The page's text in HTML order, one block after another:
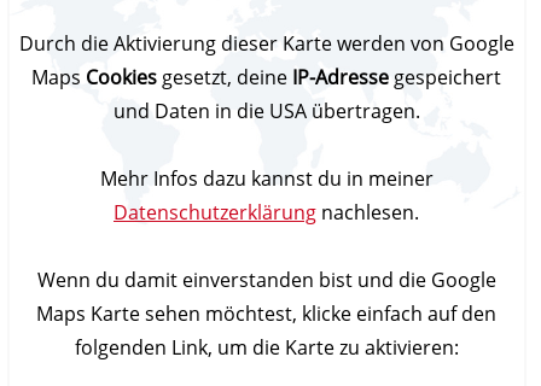
Durch die Aktivierung dieser Karte werden von Google
Maps Cookies gesetzt, deine IP-Adresse gespeichert
und Daten in die USA übertragen.
Mehr Infos dazu kannst du in meiner
Datenschutzerklärung nachlesen.
Wenn du damit einverstanden bist und die Google
Maps Karte sehen möchtest, klicke einfach auf den
folgenden Link, um die Karte zu aktivieren: